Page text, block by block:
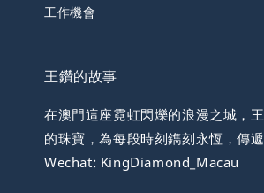
工作機會
王鑽的故事
在澳門這座霓虹閃爍的浪漫之城，
的珠寶，為每段時刻鐫刻永恆，傳遞
Wechat: KingDiamond_Macau